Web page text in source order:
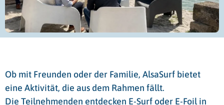
Ob mit Freunden oder der Familie, AlsaSurf bietet
eine Aktivität, die aus dem Rahmen fällt.
Die Teilnehmenden entdecken E-Surf oder E-Foil in